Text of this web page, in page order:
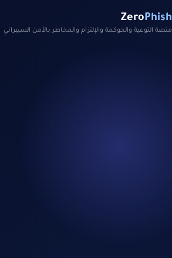
ZeroPhish
منصة التوعية والحوكمة والإلتزام والمخاطر بالأمن السيبراني